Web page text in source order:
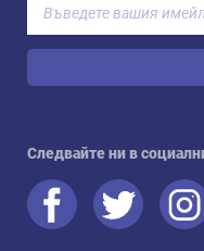
Следвайте ни в